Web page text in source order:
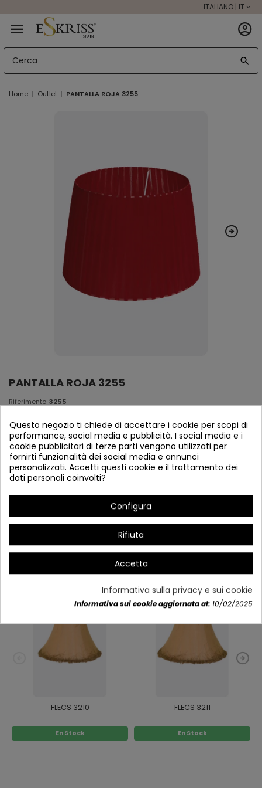
ITALIANO | IT
Home Outlet PANTALLA ROJA 3255
PANTALLA ROJA 3255
Riferimento 3255
PANTALLA E27
20 X 15 X 17 cm
Dettagli del prodotto
Potrebbe anche piacerti
FLECS 3210
En Stock
FLECS 3211
En Stock
Questo negozio ti chiede di accettare i cookie per scopi di
performance, social media e pubblicità. I social media e i
cookie pubblicitari di terze parti vengono utilizzati per
fornirti funzionalità dei social media e annunci
personalizzati. Accetti questi cookie e il trattamento dei
dati personali coinvolti?
Configura
Rifiuta
Accetta
Informativa sulla privacy e sui cookie
Informativa sui cookie aggiornata al: 10/02/2025